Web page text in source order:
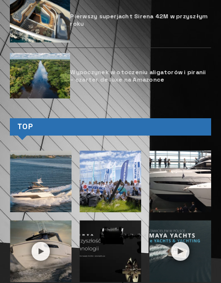
publiczności jacht został zaprezentowany podczas
salonu jachtowego w Cannes.
48 Open jest, już drugim po modelu 44 Open,
katamaranem, który powstał na zlecenie
prywatnego właściciela. Nautitech jeszcze do
niedawna operował na rynku czarterowym. Jednak
ponad trzy lata temu firma ogłosiła radykalną
zmianę strategii i skoncentrowała produkcję na
potrzeby rynku prywatnych właścicieli. Efektem
tego był model 44 Open. Powstał zgodnie z
wytycznymi przyszłych prywatnych użytkowników i
spotkał się z dużym uznaniem, czego
potwierdzeniem było otrzymanie zwycięskiego
trofeum Europejskiego Wielokadłubowca Roku
2023. Kolejnym produktem stoczni jest katamaran
48 Open, kontynuujący stylistykę swojego
poprzednika, podnoszący jednocześnie jeszcze
bardziej estetykę udoskonaleń linii kadłuba i
nadbudówek.
Nautitech 48 Open został zaprojektowany przez
ten sam zespół, który pracował przy tworzeniu
modelu 44 Open. Przy projekcie stocznia
współpracowała z firmą Marc Lombard Yacht